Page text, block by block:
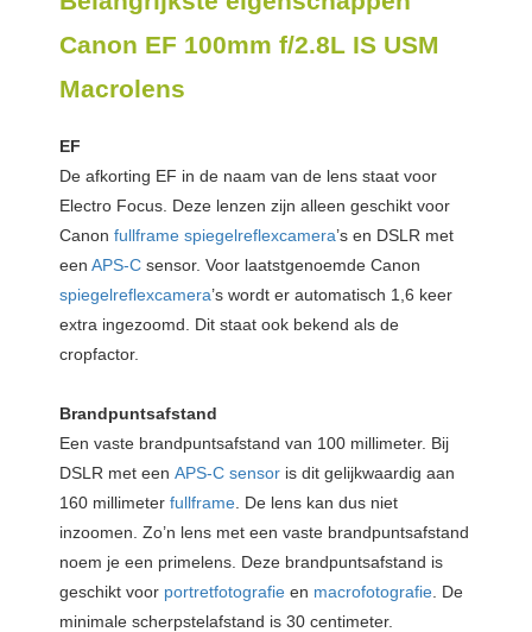
Canon EF 100mm f/2.8L IS USM
Macrolens
EF
De afkorting EF in de naam van de lens staat voor
Electro Focus. Deze lenzen zijn alleen geschikt voor
Canon fullframe spiegelreflexcamera’s en DSLR met
een APS-C sensor. Voor laatstgenoemde Canon
spiegelreflexcamera’s wordt er automatisch 1,6 keer
extra ingezoomd. Dit staat ook bekend als de
cropfactor.
Brandpuntsafstand
Een vaste brandpuntsafstand van 100 millimeter. Bij
DSLR met een APS-C sensor is dit gelijkwaardig aan
160 millimeter fullframe . De lens kan dus niet
inzoomen. Zo’n lens met een vaste brandpuntsafstand
noem je een primelens. Deze brandpuntsafstand is
geschikt voor portretfotografie en macrofotografie . De
minimale scherpstelafstand is 30 centimeter.